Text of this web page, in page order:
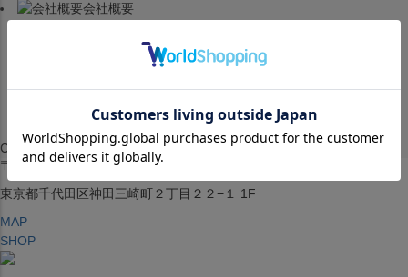
MAP
JR水道橋駅西口店
営業：土・日・祝日のみ 12:00-18:00
〒101-0061
東京都千代田区神田三崎町２丁目２２−１ 1F
MAP
SHOP
会社概要
Copyright © SELECTION All rights reserved.